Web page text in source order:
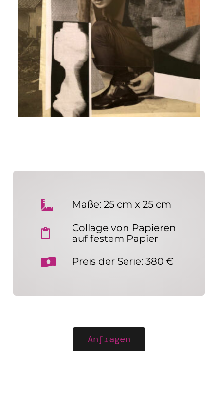
Maße: 25 cm x 25 cm
Collage von Papieren
auf festem Papier
Preis der Serie: 380 €
Anfragen